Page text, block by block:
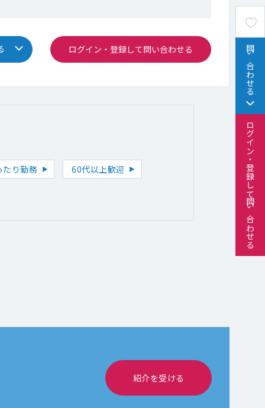
問い合わせる
ログイン・登録して問い合わせる
ログイン・登録して問い合わせる
たり勤務 60代以上歓迎
紹介を受ける